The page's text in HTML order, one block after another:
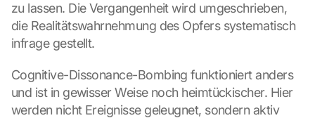
zu lassen. Die Vergangenheit wird umgeschrieben,
die Realitätswahrnehmung des Opfers systematisch
infrage gestellt.
Cognitive-Dissonance-Bombing funktioniert anders
und ist in gewisser Weise noch heimtückischer. Hier
werden nicht Ereignisse geleugnet, sondern aktiv